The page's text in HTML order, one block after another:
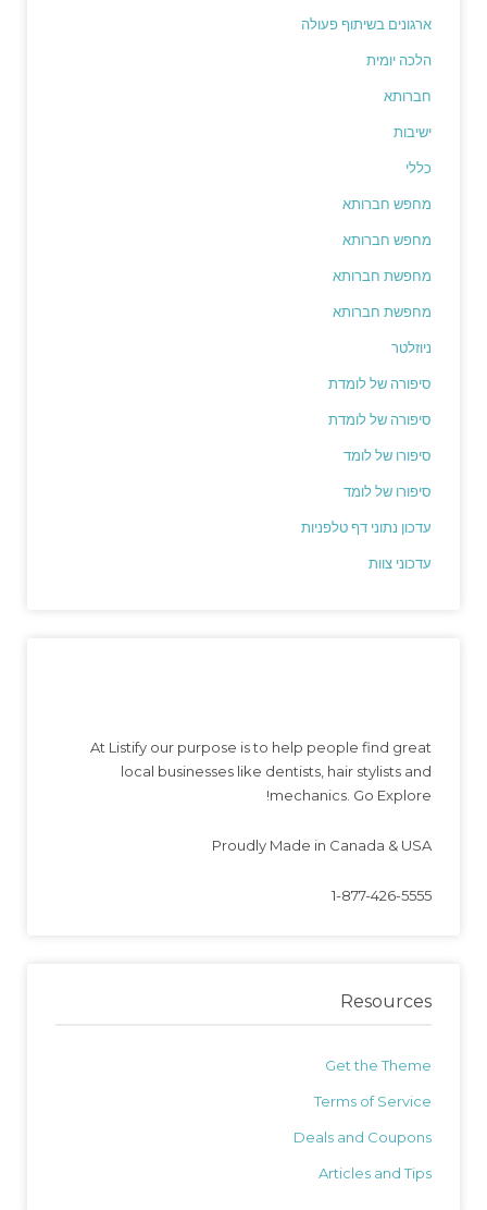
ארגונים בשיתוף פעולה
הלכה יומית
חברותא
ישיבות
כללי
מחפש חברותא
מחפש חברותא
מחפשת חברותא
מחפשת חברותא
ניוזלטר
סיפורה של לומדת
סיפורה של לומדת
סיפורו של לומד
סיפורו של לומד
עדכון נתוני דף טלפניות
עדכוני צוות
At Listify our purpose is to help people find great
local businesses like dentists, hair stylists and
mechanics. Go Explore!
Proudly Made in Canada & USA
1-877-426-5555
Resources
Get the Theme
Terms of Service
Deals and Coupons
Articles and Tips